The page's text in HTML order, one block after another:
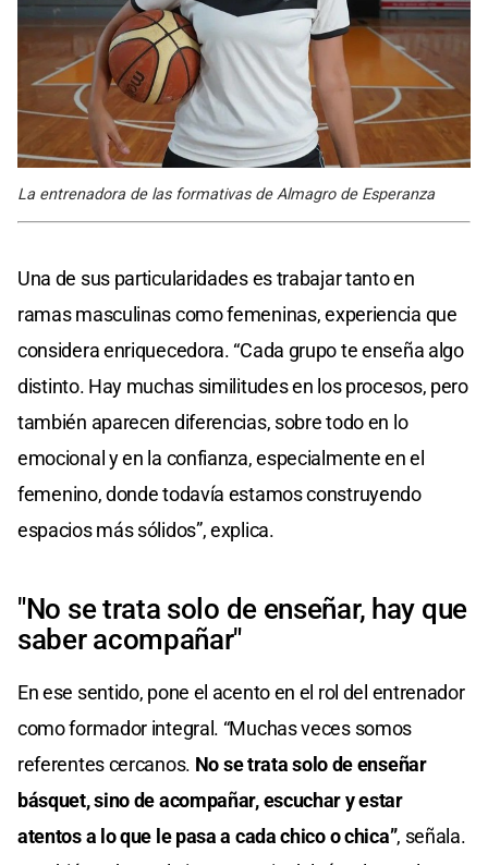
La entrenadora de las formativas de Almagro de Esperanza
Una de sus particularidades es trabajar tanto en
ramas masculinas como femeninas, experiencia que
considera enriquecedora. “Cada grupo te enseña algo
distinto. Hay muchas similitudes en los procesos, pero
también aparecen diferencias, sobre todo en lo
emocional y en la confianza, especialmente en el
femenino, donde todavía estamos construyendo
espacios más sólidos”, explica.
"No se trata solo de enseñar, hay que
saber acompañar"
En ese sentido, pone el acento en el rol del entrenador
como formador integral. “Muchas veces somos
referentes cercanos. No se trata solo de enseñar
básquet, sino de acompañar, escuchar y estar
atentos a lo que le pasa a cada chico o chica”, señala.